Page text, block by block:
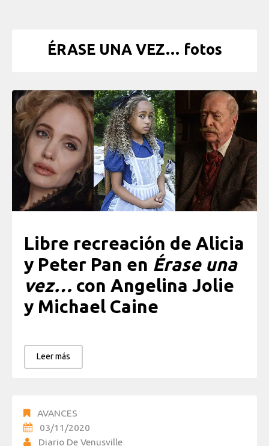
ÉRASE UNA VEZ… fotos
Libre recreación de Alicia
y Peter Pan en Érase una
vez… con Angelina Jolie
y Michael Caine
Leer más
AVANCES
03/11/2020
Diario De Venusville